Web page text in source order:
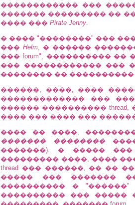
������������ ���
������� ��������� ��
���� ��� Pirate Jenny.
� ���� "��������" ���
��� Helm, � ������
��� forum", ����������
��� ������������ ���
�������� �� ����������
������, ����, ����
������������� ���
������ ����������
���� ��� ���� ���
���� �� ����,
������� ��������
�������). � �����
��������� ����, ����
thread ��� ������, �� ��
����� ��� ������� ���
���������� �
���������� ��� �����